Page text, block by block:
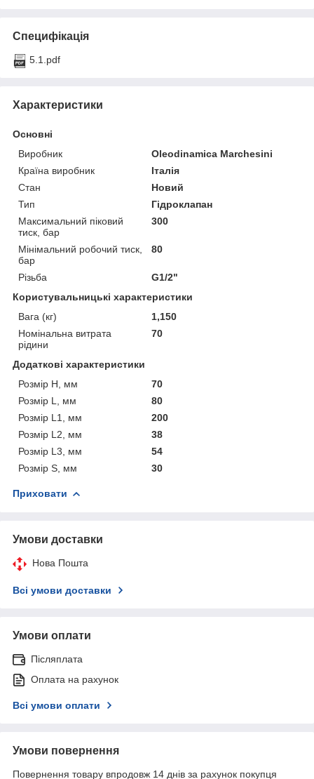
Специфікація
5.1.pdf
Характеристики
Основні
Виробник
Oleodinamica Marchesini
Країна виробник
Італія
Стан
Новий
Тип
Гідроклапан
Максимальний піковий
тиск, бар
300
Мінімальний робочий тиск,
бар
80
Різьба
G1/2"
Користувальницькі характеристики
Вага (кг)
1,150
Номінальна витрата
рідини
70
Додаткові характеристики
Розмір H, мм
70
Розмір L, мм
80
Розмір L1, мм
200
Розмір L2, мм
38
Розмір L3, мм
54
Розмір S, мм
30
Приховати
Умови доставки
Нова Пошта
Всі умови доставки
Умови оплати
Післяплата
Оплата на рахунок
Всі умови оплати
Умови повернення
Повернення товару впродовж 14 днів за рахунок покупця